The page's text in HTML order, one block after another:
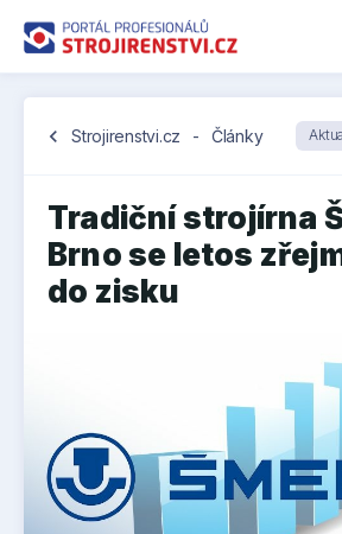
chevron_left Strojirenstvi.cz - Články
Tradiční strojírna
Brno se letos
do zisku